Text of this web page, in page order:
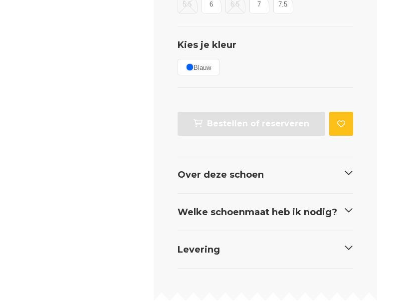
5.5 6 6.5 7 7.5
Kies je kleur
Blauw
Bestellen of reserveren
Over deze schoen
Welke schoenmaat heb ik nodig?
Levering